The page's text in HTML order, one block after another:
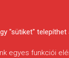
"sütiket" telepíthet
egyes funkciói